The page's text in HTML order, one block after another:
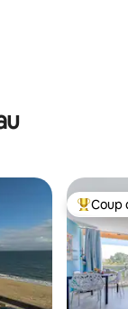
: 5 sur 5
Coups
Coup